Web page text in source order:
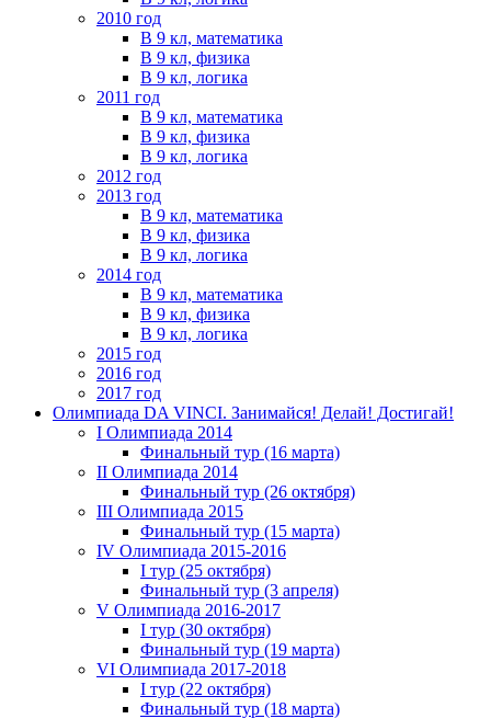
2010 год
В 9 кл, математика
В 9 кл, физика
В 9 кл, логика
2011 год
В 9 кл, математика
В 9 кл, физика
В 9 кл, логика
2012 год
2013 год
В 9 кл, математика
В 9 кл, физика
В 9 кл, логика
2014 год
В 9 кл, математика
В 9 кл, физика
В 9 кл, логика
2015 год
2016 год
2017 год
Олимпиада DA VINCI. Занимайся! Делай! Достигай!
I Олимпиада 2014
Финальный тур (16 марта)
II Олимпиада 2014
Финальный тур (26 октября)
III Олимпиада 2015
Финальный тур (15 марта)
IV Олимпиада 2015-2016
I тур (25 октября)
Финальный тур (3 апреля)
V Олимпиада 2016-2017
I тур (30 октября)
Финальный тур (19 марта)
VI Олимпиада 2017-2018
I тур (22 октября)
Финальный тур (18 марта)